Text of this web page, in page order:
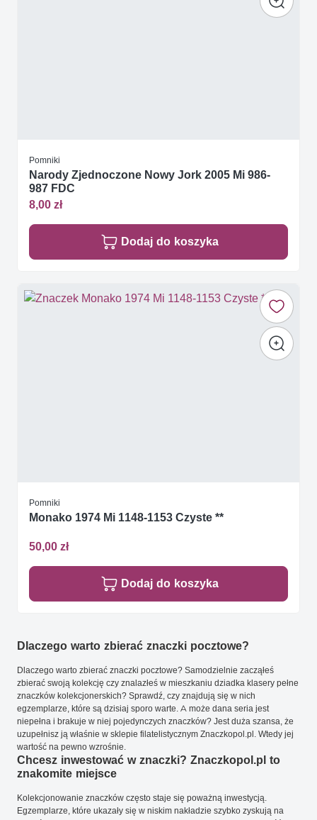
Pomniki
Narody Zjednoczone Nowy Jork 2005 Mi 986-
987 FDC
8,00 zł
Dodaj do koszyka
Pomniki
Monako 1974 Mi 1148-1153 Czyste **
50,00 zł
Dodaj do koszyka
Dlaczego warto zbierać znaczki pocztowe?
Dlaczego warto zbierać znaczki pocztowe? Samodzielnie zacząłeś
zbierać swoją kolekcję czy znalazłeś w mieszkaniu dziadka klasery pełne
znaczków kolekcjonerskich? Sprawdź, czy znajdują się w nich
egzemplarze, które są dzisiaj sporo warte. A może dana seria jest
niepełna i brakuje w niej pojedynczych znaczków? Jest duża szansa, że
uzupełnisz ją właśnie w sklepie filatelistycznym Znaczkopol.pl. Wtedy jej
wartość na pewno wzrośnie.
Chcesz inwestować w znaczki? Znaczkopol.pl to
znakomite miejsce
Kolekcjonowanie znaczków często staje się poważną inwestycją.
Egzemplarze, które ukazały się w niskim nakładzie szybko zyskują na